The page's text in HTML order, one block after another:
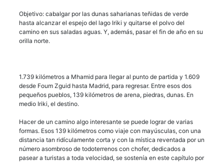
Objetivo: cabalgar por las dunas saharianas teñidas de verde
hasta alcanzar el espejo del lago Iriki y quitarse el polvo del
camino en sus saladas aguas. Y, además, pasar el fin de año en su
orilla norte.
1.739 kilómetros a Mhamid para llegar al punto de partida y 1.609
desde Foum Zguid hasta Madrid, para regresar. Entre esos dos
pequeños pueblos, 139 kilómetros de arena, piedras, dunas. En
medio Iriki, el destino.
Hacer de un camino algo interesante se puede lograr de varias
formas. Esos 139 kilómetros como viaje con mayúsculas, con una
distancia tan ridículamente corta y con la mística reventada por un
número asombroso de todoterrenos con chofer, dedicados a
pasear a turistas a toda velocidad, se sostenía en este capítulo por